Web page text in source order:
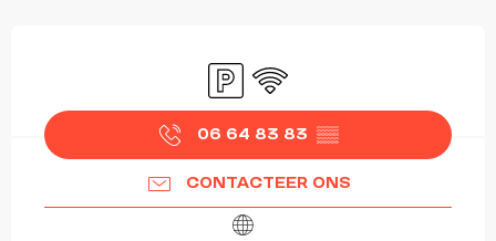
Parkeerplaats
Wifi
06 64 83 83 ▒▒
CONTACTEER ONS